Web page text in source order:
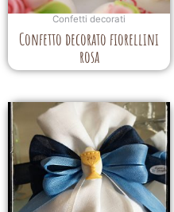
Confetti decorati
Confetto decorato fiorellini
rosa